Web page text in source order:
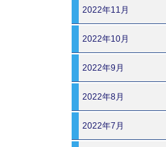
2022年11月
2022年10月
2022年9月
2022年8月
2022年7月